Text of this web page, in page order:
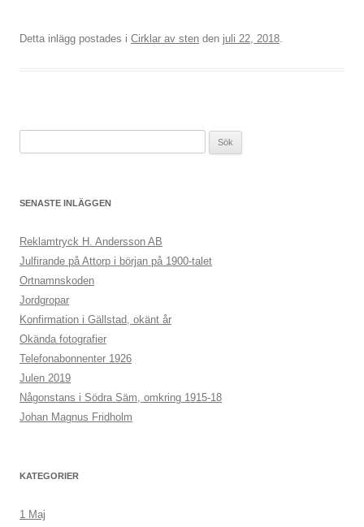
Detta inlägg postades i Cirklar av sten den juli 22, 2018.
SENASTE INLÄGGEN
Reklamtryck H. Andersson AB
Julfirande på Attorp i början på 1900-talet
Ortnamnskoden
Jordgropar
Konfirmation i Gällstad, okänt år
Okända fotografier
Telefonabonnenter 1926
Julen 2019
Någonstans i Södra Säm, omkring 1915-18
Johan Magnus Fridholm
KATEGORIER
1 Maj